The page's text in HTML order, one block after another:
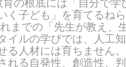
く子ども」を育てるね
までの「先生が教え、
イルの学びでは、人工
る人材には育ちません
れる自発性、創造性、